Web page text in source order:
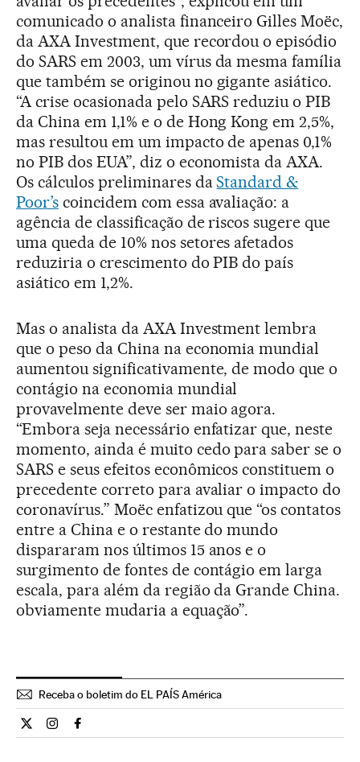
comunicado o analista financeiro Gilles Moëc,
da AXA Investment, que recordou o episódio
do SARS em 2003, um vírus da mesma família
que também se originou no gigante asiático.
“A crise ocasionada pelo SARS reduziu o PIB
da China em 1,1% e o de Hong Kong em 2,5%,
mas resultou em um impacto de apenas 0,1%
no PIB dos EUA”, diz o economista da AXA.
Os cálculos preliminares daStandard &
Poor’scoincidem com essa avaliação: a
agência de classificação de riscos sugere que
uma queda de 10% nos setores afetados
reduziria o crescimento do PIB do país
asiático em 1,2%.
Mas o analista da AXA Investment lembra
que o peso da China na economia mundial
aumentou significativamente, de modo que o
contágio na economia mundial
provavelmente deve ser maio agora.
“Embora seja necessário enfatizar que, neste
momento, ainda é muito cedo para saber se o
SARS e seus efeitos econômicos constituem o
precedente correto para avaliar o impacto do
coronavírus.” Moëc enfatizou que “os contatos
entre a China e o restante do mundo
dispararam nos últimos 15 anos e o
surgimento de fontes de contágio em larga
escala, para além da região da Grande China.
obviamente mudaria a equação”.
Receba o boletim do EL PAÍS América
Internacional El País Brasil en Twitter
Internacional El País Brasil en Instagram
Internacional El País Brasil en Facebook